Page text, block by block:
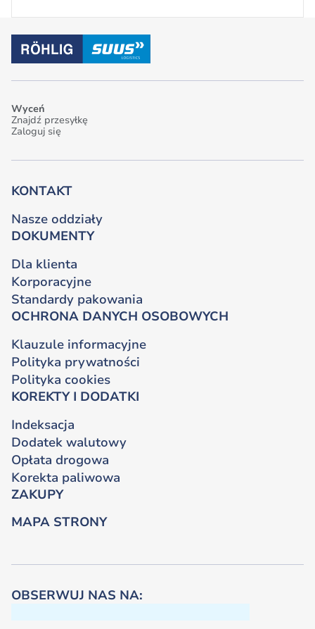
OBSERWUJ NAS NA:
Wyceń
Znajdź przesyłkę
Zaloguj się
KONTAKT
Nasze oddziały
DOKUMENTY
Dla klienta
Korporacyjne
Standardy pakowania
OCHRONA DANYCH OSOBOWYCH
Klauzule informacyjne
Polityka prywatności
Polityka cookies
KOREKTY I DODATKI
Indeksacja
Dodatek walutowy
Opłata drogowa
Korekta paliwowa
ZAKUPY
MAPA STRONY